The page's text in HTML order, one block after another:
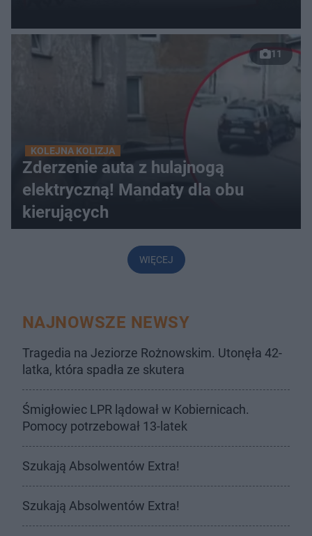
11
KOLEJNA KOLIZJA
Zderzenie auta z hulajnogą
elektryczną! Mandaty dla obu
kierujących
WIĘCEJ
NAJNOWSZE NEWSY
Tragedia na Jeziorze Rożnowskim. Utonęła 42-
latka, która spadła ze skutera
Śmigłowiec LPR lądował w Kobiernicach.
Pomocy potrzebował 13-latek
Szukają Absolwentów Extra!
Szukają Absolwentów Extra!